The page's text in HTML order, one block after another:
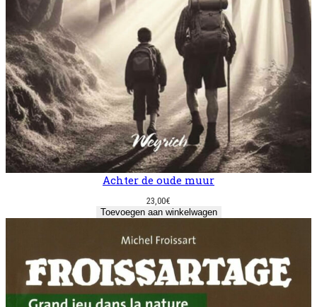
Achter de oude muur
23,00€
Toevoegen aan winkelwagen